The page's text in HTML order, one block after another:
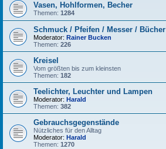
Vasen, Hohlformen, Becher
Themen: 1284
Schmuck / Pfeifen / Messer / Bücher
Moderator: Rainer Bucken
Themen: 226
Kreisel
Vom größten bis zum kleinsten
Themen: 182
Teelichter, Leuchter und Lampen
Moderator: Harald
Themen: 382
Gebrauchsgegenstände
Nützliches für den Alltag
Moderator: Harald
Themen: 1270